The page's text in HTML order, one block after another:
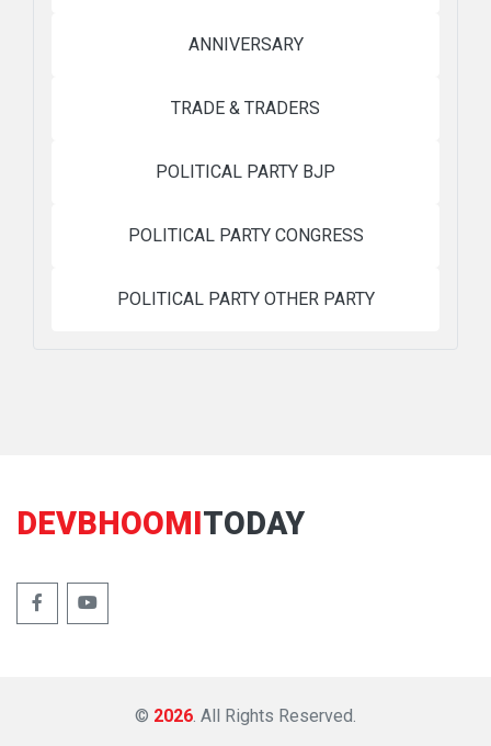
ANNIVERSARY
TRADE & TRADERS
POLITICAL PARTY BJP
POLITICAL PARTY CONGRESS
POLITICAL PARTY OTHER PARTY
DEVBHOOMITODAY
© 2026 . All Rights Reserved.